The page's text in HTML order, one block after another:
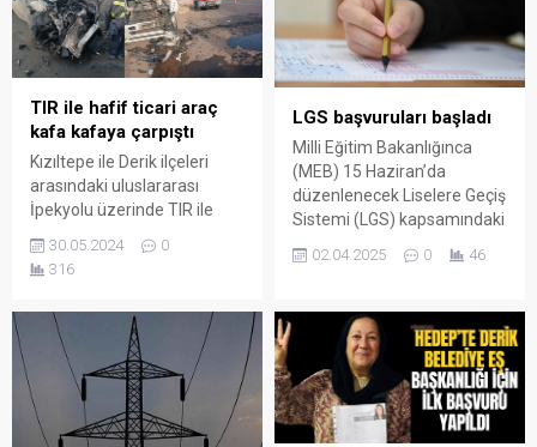
TIR ile hafif ticari araç
kafa kafaya çarpıştı
Kızıltepe ile Derik ilçeleri
arasındaki uluslararası
İpekyolu üzerinde TIR ile
kafaya çarpıştığı kazada
yaralanan 3 kişi hastaneye
alındı.
30.05.2024
0
316
LGS başvuruları başladı
Milli Eğitim Bakanlığınca
(MEB) 15 Haziran’da
düzenlenecek Liselere Geçiş
Sistemi (LGS) kapsamındaki
bugünden itibaren 16
üzerinden yapılacak.
02.04.2025 0 46